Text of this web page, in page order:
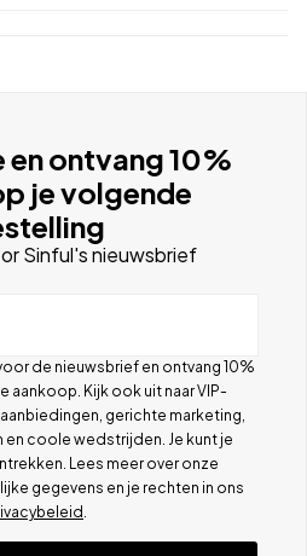
en ontvang 10%
je volgende
Sinful's nieuwsbrief
de nieuwsbrief en ontvang 10%
aankoop. Kijk ook uit naar VIP-
gerichte marketing,
en coole wedstrijden. Je kunt je
Lees meer over onze
gegevens en je rechten in ons